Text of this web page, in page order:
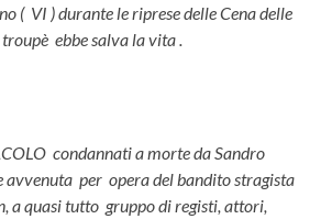
( VI ) durante le riprese delle Cena delle
ebbe salva la vita .
condannati a morte da Sandro
avvenuta per opera del bandito stragista
a quasi tutto gruppo di registi, attori,